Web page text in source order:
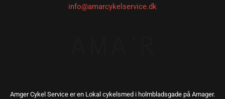
info@amarcykelservice.dk
Amger Cykel Service er en Lokal cykelsmed i holmbladsgade på Amager.